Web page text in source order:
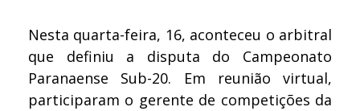
Nesta quarta-feira, 16, aconteceu o arbitral
que definiu a disputa do Campeonato
Paranaense Sub-20. Em reunião virtual,
participaram o gerente de competições da